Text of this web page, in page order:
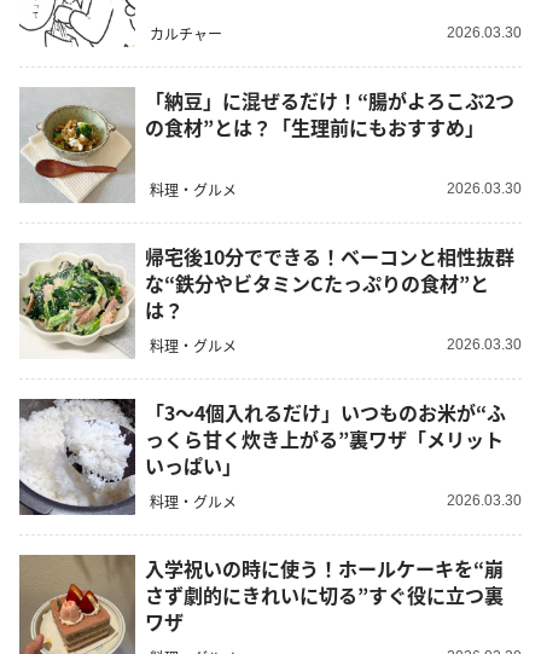
カルチャー 2026.03.30
「納豆」に混ぜるだけ！“腸がよろこぶ2つ
の食材”とは？「生理前にもおすすめ」
料理・グルメ 2026.03.30
帰宅後10分でできる！ベーコンと相性抜群
な“鉄分やビタミンCたっぷりの食材”と
は？
料理・グルメ 2026.03.30
「3～4個入れるだけ」いつものお米が“ふ
っくら甘く炊き上がる”裏ワザ「メリット
いっぱい」
料理・グルメ 2026.03.30
入学祝いの時に使う！ホールケーキを“崩
さず劇的にきれいに切る”すぐ役に立つ裏
ワザ